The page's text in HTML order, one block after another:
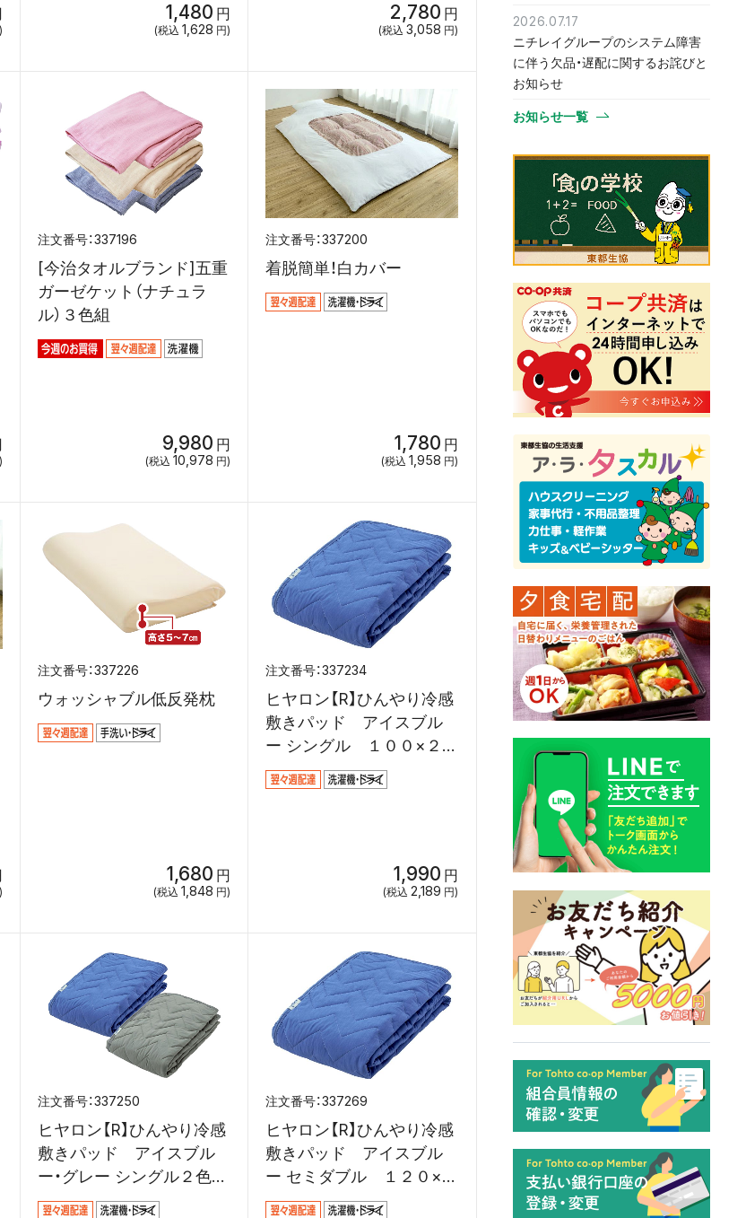
1,480 円
(税込 1,628 円)
2,780 円
(税込 3,058 円)
337196
[今治タオルブランド]五重
ガーゼケット（ナチュラ
ル）３色組
9,980 円
(税込 10,978 円)
337200
着脱簡単！白カバー
1,780 円
(税込 1,958 円)
337226
ウォッシャブル低反発枕
1,680 円
(税込 1,848 円)
337234
ヒヤロン【R】ひんやり冷感
敷きパッド アイスブル
ー シングル １００×２０
５ｃｍ
1,990 円
(税込 2,189 円)
337250
ヒヤロン【R】ひんやり冷感
敷きパッド アイスブル
ー・グレー シングル２色１
００×２０５ｃｍ
337269
ヒヤロン【R】ひんやり冷感
敷きパッド アイスブル
ー セミダブル １２０×２
０５ｃｍ
2026.07.17
ニチレイグループのシステム障害
に伴う欠品・遅配に関するお詫びと
お知らせ
お知らせ一覧